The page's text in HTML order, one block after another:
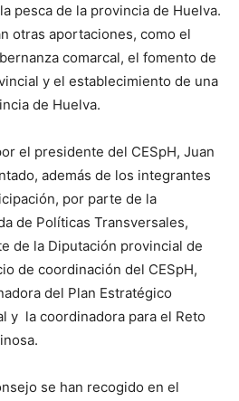
pesca de la provincia de Huelva.
otras aportaciones, como el
comarcal, el fomento de
y el establecimiento de una
de Huelva.
el presidente del CESpH, Juan
además de los integrantes
por parte de la
de Políticas Transversales,
de la Diputación provincial de
de coordinación del CESpH,
del Plan Estratégico
y la coordinadora para el Reto
se han recogido en el